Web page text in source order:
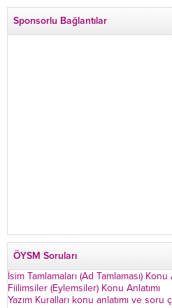
İlçe Başkan
Sponsorlu Bağlantılar
ÖYSM Soruları
İsim Tamlamaları (Ad Tamlaması) Konu
Fiilimsiler (Eylemsiler) Konu Anlatımı
Yazım Kuralları konu anlatımı ve soru